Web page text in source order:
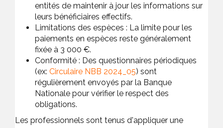
entités de maintenir à jour les informations sur
leurs bénéficiaires effectifs.
Limitations des espèces : La limite pour les
paiements en espèces reste généralement
fixée à 3 000 €.
Conformité : Des questionnaires périodiques
(ex: Circulaire NBB 2024_05) sont
régulièrement envoyés par la Banque
Nationale pour vérifier le respect des
obligations.
Les professionnels sont tenus d'appliquer une